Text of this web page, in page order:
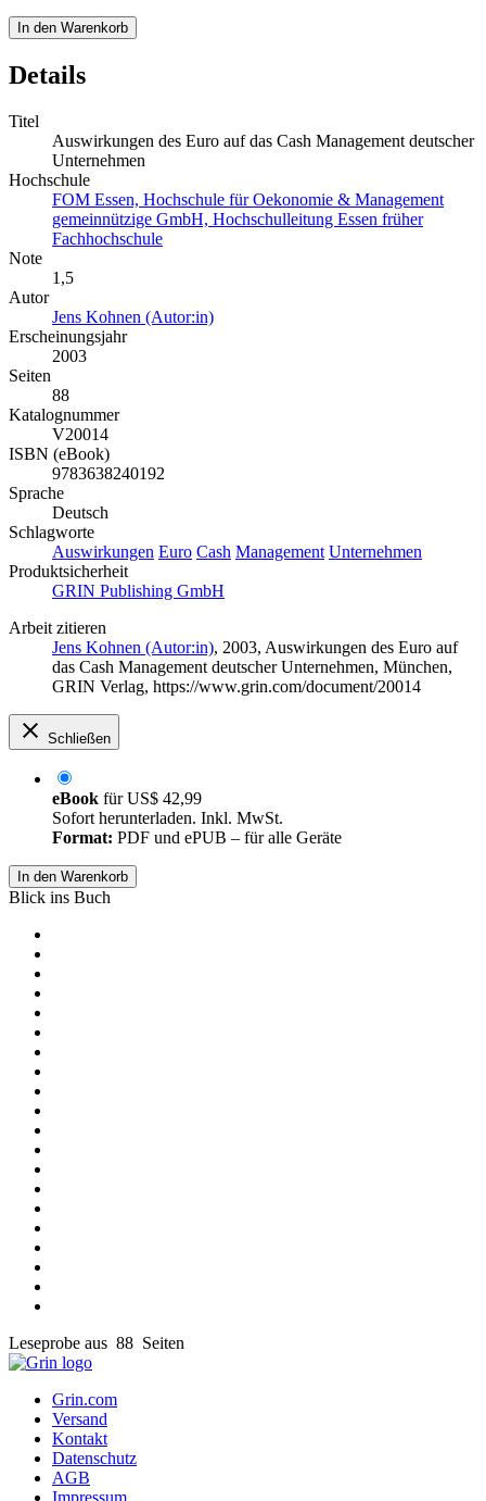
In den Warenkorb
Details
Titel
Auswirkungen des Euro auf das Cash Management deutscher
Unternehmen
Hochschule
FOM Essen, Hochschule für Oekonomie & Management
gemeinnützige GmbH, Hochschulleitung Essen früher
Fachhochschule
Note
1,5
Autor
Jens Kohnen (Autor:in)
Erscheinungsjahr
2003
Seiten
88
Katalognummer
V20014
ISBN (eBook)
9783638240192
Sprache
Deutsch
Schlagworte
Auswirkungen Euro Cash Management Unternehmen
Produktsicherheit
GRIN Publishing GmbH
Arbeit zitieren
Jens Kohnen (Autor:in), 2003, Auswirkungen des Euro auf
das Cash Management deutscher Unternehmen, München,
GRIN Verlag, https://www.grin.com/document/20014
Schließen
eBook fürUS$ 42,99
Sofort herunterladen. Inkl. MwSt.
Format: PDF und ePUB – für alle Geräte
In den Warenkorb
Blick ins Buch
Leseprobe aus 88 Seiten
Grin.com
Versand
Kontakt
Datenschutz
AGB